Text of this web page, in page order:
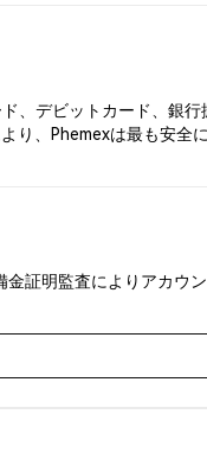
、デビットカード、銀
り、Phemexは最も安全
金証明監査によりアカウ